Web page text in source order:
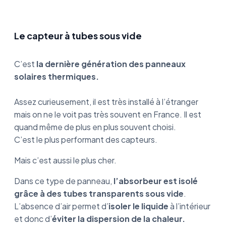
Le capteur à tubes sous vide
C’est la dernière génération des panneaux
solaires thermiques.
Assez curieusement, il est très installé à l’étranger
mais on ne le voit pas très souvent en France. Il est
quand même de plus en plus souvent choisi.
C’est le plus performant des capteurs.
Mais c’est aussi le plus cher.
Dans ce type de panneau, l’absorbeur est isolé
grâce à des tubes transparents sous vide.
L’absence d’air permet d’isoler le liquideà l’intérieur
et donc d’éviter la dispersion de la chaleur.